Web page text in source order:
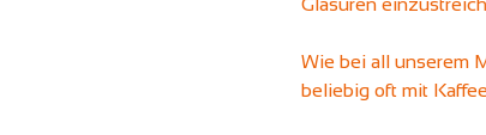
Wie bei all unserem
beliebig oft mit